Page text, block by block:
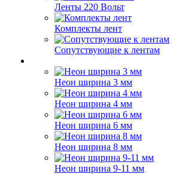
Ленты 220 Вольт
Комплекты лент
Сопутствующие к лентам
Неон ширина 3 мм
Неон ширина 4 мм
Неон ширина 6 мм
Неон ширина 8 мм
Неон ширина 9-11 мм